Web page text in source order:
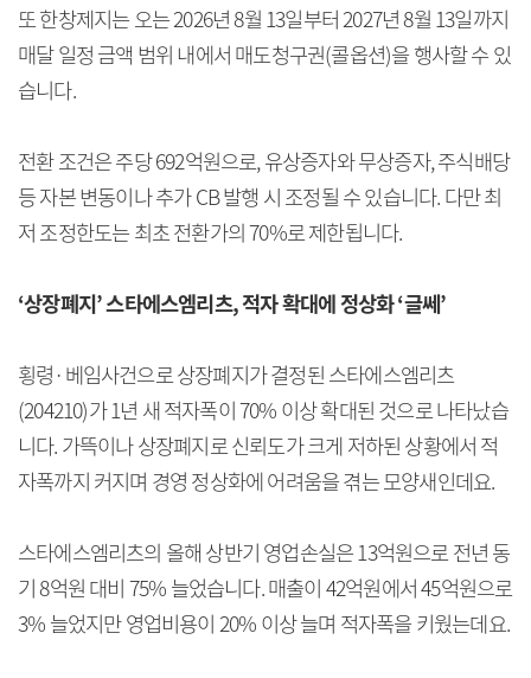
또 한창제지는 오는 2026년 8월 13일부터 2027년 8월 13일까지
매달 일정 금액 범위 내에서 매도청구권(콜옵션)을 행사할 수 있
습니다.
전환 조건은 주당 692억원으로, 유상증자와 무상증자, 주식배당
등 자본 변동이나 추가 CB 발행 시 조정될 수 있습니다. 다만 최
저 조정한도는 최초 전환가의 70%로 제한됩니다.
‘상장폐지’ 스타에스엠리츠, 적자 확대에 정상화 ‘글쎄’
횡령·베임사건으로 상장폐지가 결정된 스타에스엠리츠
(204210)가 1년 새 적자폭이 70% 이상 확대된 것으로 나타났습
니다. 가뜩이나 상장폐지로 신뢰도가 크게 저하된 상황에서 적
자폭까지 커지며 경영 정상화에 어려움을 겪는 모양새인데요.
스타에스엠리츠의 올해 상반기 영업손실은 13억원으로 전년 동
기 8억원 대비 75% 늘었습니다. 매출이 42억원에서 45억원으로
3% 늘었지만 영업비용이 20% 이상 늘며 적자폭을 키웠는데요.